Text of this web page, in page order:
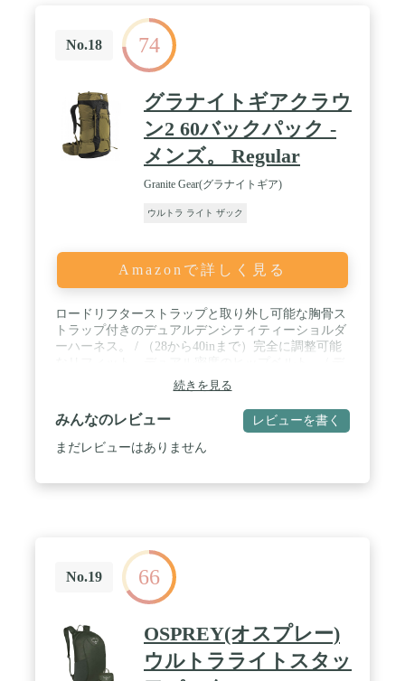
キング中に、より快適に感じることができます。 /
タフなショルダーストラップ：マッサージ泡ショル
ダーストラップは、肩の圧力と通気性を軽減し、長
期的な帳簿に赤みや腫れを防ぐために。
No.18 74
グラナイトギアクラウ
ン2 60バックパック -
メンズ。 Regular
Granite Gear(グラナイトギア)
ウルトラ ライト ザック
Amazonで詳しく見る
ロードリフターストラップと取り外し可能な胸骨ス
トラップ付きのデュアルデンシティティーショルダ
ーハーネス。 / （28から40inまで）完全に調整可能
ュアルラージヒップベルトポケット（DWR加工ジッ
パー付き）。 / 中心に位置するデュアルストラップ
と迅速なアクセスと簡単に圧縮できるシングルバッ
クルを備えたロールトップメインコンパートメント
開口部。 / 取り外し可能な蓋にはDWR処理ジッパー
続きを見る
みんなのレビュー レビューを書く
まだレビューはありません
No.19 66
OSPREY(オスプレー)
ウルトラライトスタッ